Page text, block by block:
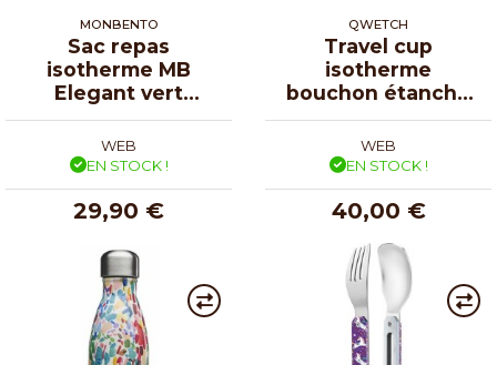
MONBENTO
Sac repas
isotherme MB
Elegant vert
natural 12 L
WEB
EN STOCK !
29,90 €
QWETCH
Travel cup
isotherme
bouchon étanche
rose pastel 90 cl
WEB
EN STOCK !
40,00 €